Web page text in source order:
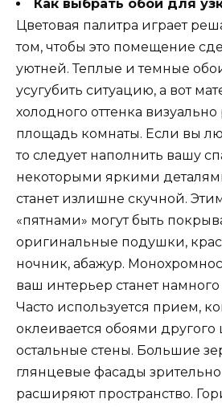
Как выбрать обои для
Цветовая палитра играет
том, чтобы это помещение
уютней. Теплые и темные
усугубить ситуацию, а вот
холодного оттенка
площадь комнаты. Если вы
то следует наполнить вашу
некоторыми яркими
станет излишне скучной.
«пятнами» могут быть
оригинальные подушки,
ночник, абажур.
ваш интерьер станет
Часто используется прием,
оклеивается обоями другого
остальные стены. Большие
глянцевые фасады
расширяют пространство.